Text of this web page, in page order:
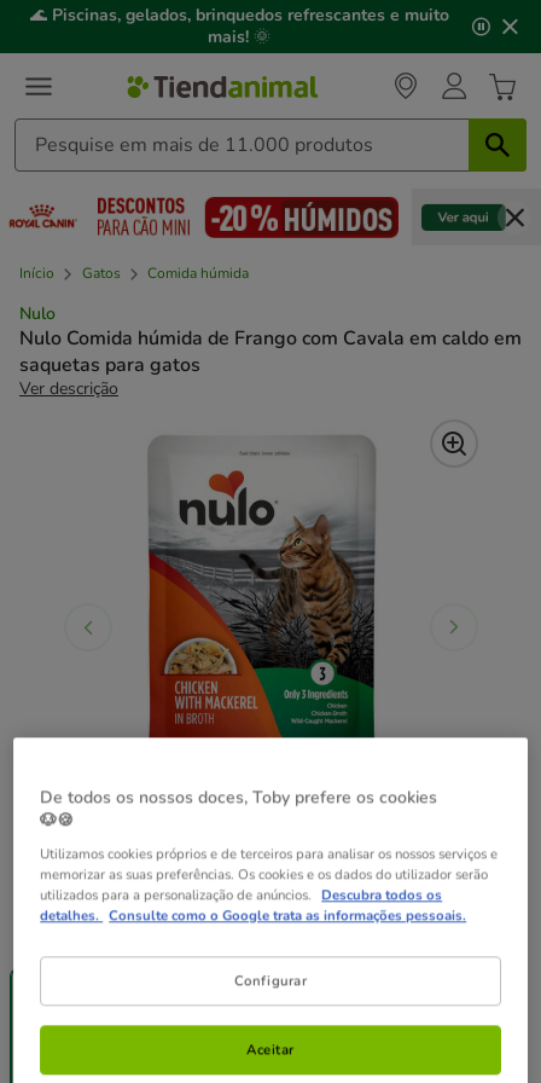
3,
mensagem,
🌊 Piscinas, gelados, brinquedos refrescantes e muito
mais! 🌞
Início Gatos Comida húmida
Nulo
Nulo Comida húmida de Frango com Cavala em caldo em
saquetas para gatos
Ver descrição
Peso:79 g
79 g
2.09€
12 saquetas x
79 g
Grátis
24.58€
De todos os nossos doces, Toby prefere os cookies
🐶🍪
Utilizamos cookies próprios e de terceiros para analisar os nossos serviços e
memorizar as suas preferências. Os cookies e os dados do utilizador serão
utilizados para a personalização de anúncios. Descubra todos os
detalhes. Consulte como o Google trata as informações pessoais.
Configurar
Aceitar